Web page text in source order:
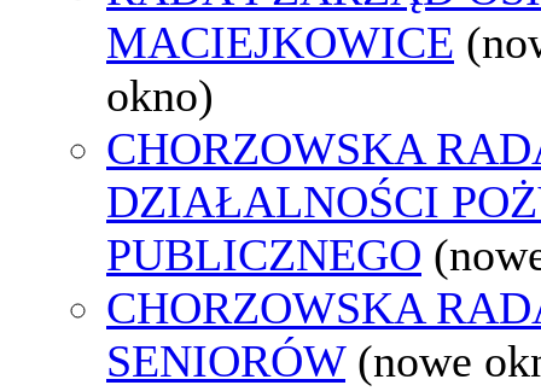
MACIEJKOWICE
okno)
CHORZOWSKA
DZIAŁALNOŚCI
PUBLICZNEGO
CHORZOWSKA
SENIORÓW (nowe